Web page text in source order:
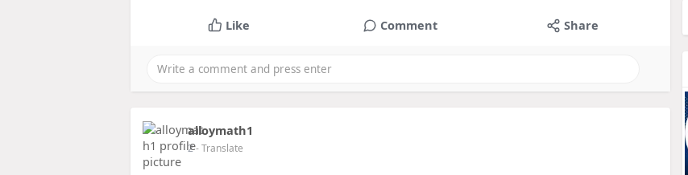
Like Comment Share
alloymath1
2- Translate